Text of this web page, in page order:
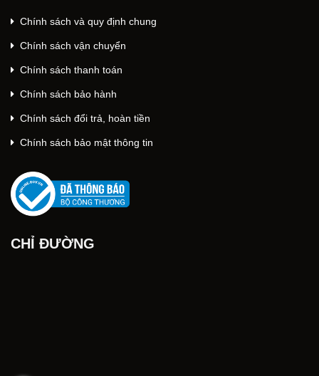
Chính sách và quy định chung
Chính sách vận chuyển
Chính sách thanh toán
Chính sách bảo hành
Chính sách đổi trả, hoàn tiền
Chính sách bảo mật thông tin
CHỈ ĐƯỜNG